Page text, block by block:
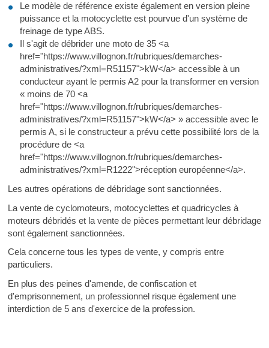
Le modèle de référence existe également en version pleine
puissance et la motocyclette est pourvue d'un système de
freinage de type ABS.
Il s'agit de débrider une moto de 35 <a
href="https://www.villognon.fr/rubriques/demarches-
administratives/?xml=R51157">kW</a> accessible à un
conducteur ayant le permis A2 pour la transformer en version
« moins de 70 <a
href="https://www.villognon.fr/rubriques/demarches-
administratives/?xml=R51157">kW</a> » accessible avec le
permis A, si le constructeur a prévu cette possibilité lors de la
procédure de <a
href="https://www.villognon.fr/rubriques/demarches-
administratives/?xml=R1222">réception européenne</a>.
Les autres opérations de débridage sont sanctionnées.
La vente de cyclomoteurs, motocyclettes et quadricycles à
moteurs débridés et la vente de pièces permettant leur débridage
sont également sanctionnées.
Cela concerne tous les types de vente, y compris entre
particuliers.
En plus des peines d'amende, de confiscation et
d'emprisonnement, un professionnel risque également une
interdiction de 5 ans d'exercice de la profession.